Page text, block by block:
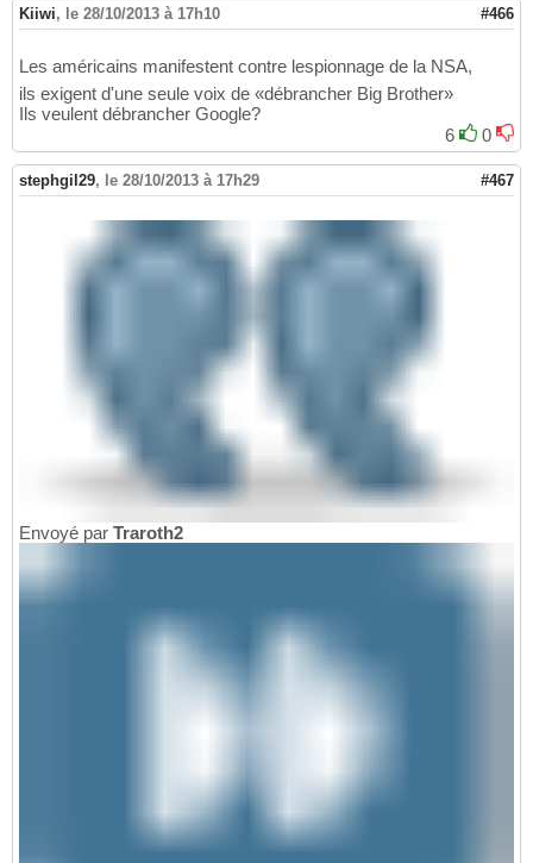
Kiiwi, le 28/10/2013 à 17h10 #466
Les américains manifestent contre lespionnage de la NSA,
ils exigent d'une seule voix de «débrancher Big Brother»
Ils veulent débrancher Google?
6
0
stephgil29, le 28/10/2013 à 17h29 #467
Envoyé par Traroth2